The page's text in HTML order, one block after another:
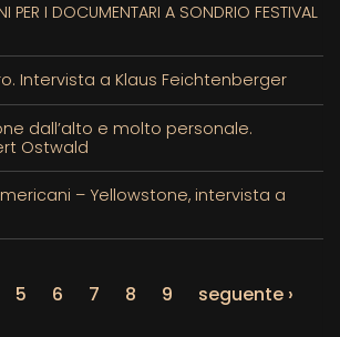
PER I DOCUMENTARI A SONDRIO FESTIVAL
Intervista a Klaus Feichtenberger
dall’alto e molto personale.
Ostwald
– Yellowstone, intervista a
5 6 7 8 9
seguente ›